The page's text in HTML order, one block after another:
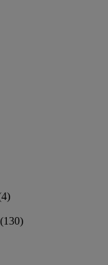
(130)